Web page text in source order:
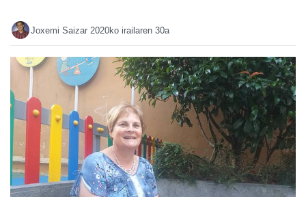
Joxemi Saizar 2020ko irailaren 30a